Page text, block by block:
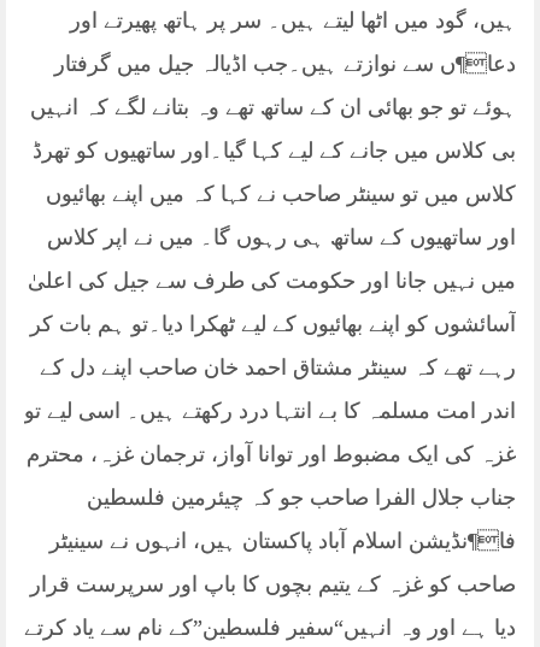
ہیں، گود میں اٹھا لیتے ہیں۔ سر پر ہاتھ پھیرتے اور
دعا¶ں سے نوازتے ہیں۔جب اڈیالہ جیل میں گرفتار
ہوئے تو جو بھائی ان کے ساتھ تھے وہ بتانے لگے کہ انہیں
بی کلاس میں جانے کے لیے کہا گیا۔اور ساتھیوں کو تھرڈ
کلاس میں تو سینٹر صاحب نے کہا کہ میں اپنے بھائیوں
اور ساتھیوں کے ساتھ ہی رہوں گا۔ میں نے اپر کلاس
میں نہیں جانا اور حکومت کی طرف سے جیل کی اعلیٰ
آسائشوں کو اپنے بھائیوں کے لیے ٹھکرا دیا۔تو ہم بات کر
رہے تھے کہ سینٹر مشتاق احمد خان صاحب اپنے دل کے
اندر امت مسلمہ کا بے انتہا درد رکھتے ہیں۔ اسی لیے تو
غزہ کی ایک مضبوط اور توانا آواز، ترجمان غزہ، محترم
جناب جلال الفرا صاحب جو کہ چیئرمین فلسطین
فا¶نڈیشن اسلام آباد پاکستان ہیں، انہوں نے سینیٹر
صاحب کو غزہ کے یتیم بچوں کا باپ اور سرپرست قرار
دیا ہے اور وہ انہیں“سفیر فلسطین”کے نام سے یاد کرتے